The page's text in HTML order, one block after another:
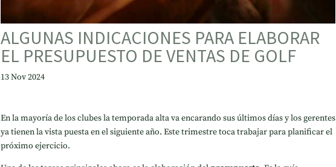
ALGUNAS INDICACIONES PARA ELABORAR
EL PRESUPUESTO DE VENTAS DE GOLF
13 Nov 2024
En la mayoría de los clubes la temporada alta va encarando sus últimos días y los gerentes
ya tienen la vista puesta en el siguiente año. Este trimestre toca trabajar para planificar el
próximo ejercicio.